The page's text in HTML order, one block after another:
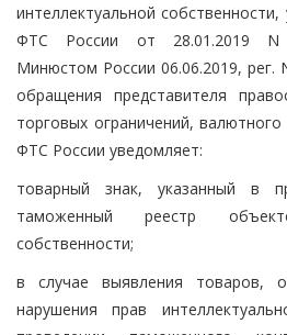
интеллектуальной
ФТС России от 28.01.2019 N
Минюстом России 06.06.2019, рег.
обращения представителя
торговых ограничений,
ФТС России уведомляет:
товарный знак, указанный в
таможенный реестр
собственности;
в случае выявления товаров,
нарушения прав